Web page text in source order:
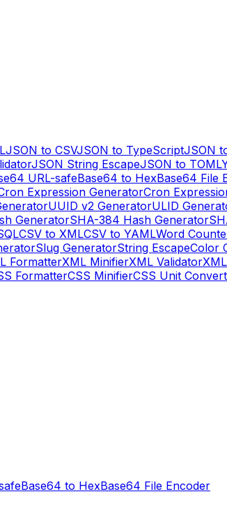
JSON to CSVJSON to TypeScriptJSON
JSON String EscapeJSON to TOML
URL-safeBase64 to HexBase64 File
Expression GeneratorCron
UUID v2 GeneratorULID
GeneratorSHA-384 Hash Generator
CSV to XMLCSV to YAMLWord
Slug GeneratorString EscapeColor
FormatterXML MinifierXML Validator
FormatterCSS MinifierCSS Unit
Base64 to HexBase64 File Encoder